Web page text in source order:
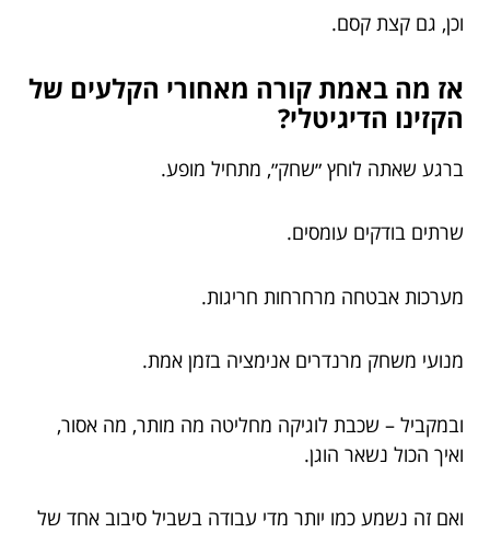
וכן, גם קצת קסם.
אז מה באמת קורה מאחורי הקלעים של
הקזינו הדיגיטלי?
ברגע שאתה לוחץ ״שחק״, מתחיל מופע.
שרתים בודקים עומסים.
מערכות אבטחה מרחרחות חריגות.
מנועי משחק מרנדרים אנימציה בזמן אמת.
ובמקביל – שכבת לוגיקה מחליטה מה מותר, מה אסור,
ואיך הכול נשאר הוגן.
ואם זה נשמע כמו יותר מדי עבודה בשביל סיבוב אחד של